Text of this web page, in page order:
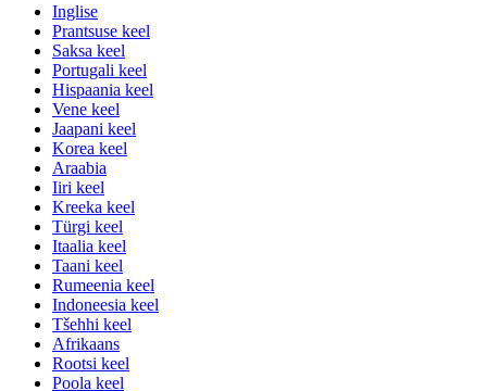
Inglise
Prantsuse keel
Saksa keel
Portugali keel
Hispaania keel
Vene keel
Jaapani keel
Korea keel
Araabia
Iiri keel
Kreeka keel
Türgi keel
Itaalia keel
Taani keel
Rumeenia keel
Indoneesia keel
Tšehhi keel
Afrikaans
Rootsi keel
Poola keel